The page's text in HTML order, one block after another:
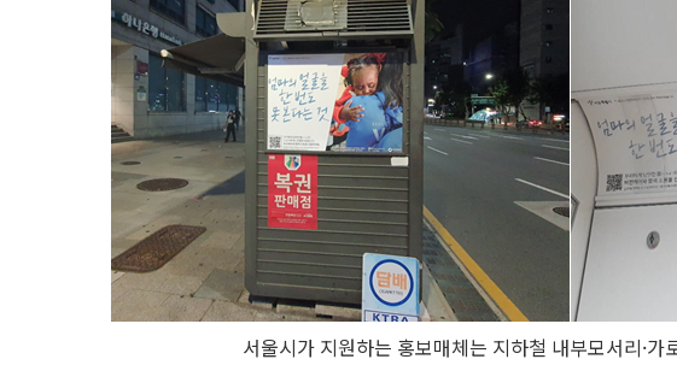
서울시가 지원하는 홍보매체는 지하철 내부모서리·가